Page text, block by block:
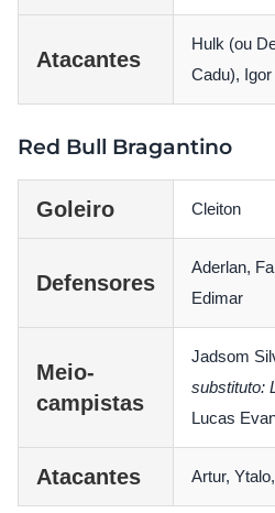
Atacantes
Hulk (ou
Cadu),
Red Bull Bragantino
Goleiro Cleiton
Defensores
Aderlan,
Edimar
Meio-
campistas
Jadsom
substituto:
Lucas
Atacantes Artur,